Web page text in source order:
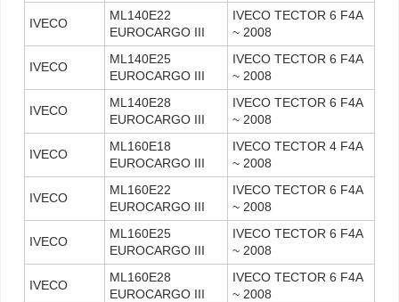
IVECO
ML140E22
EUROCARGO III
IVECO TECTOR 6 F4A
~ 2008
IVECO
ML140E25
EUROCARGO III
IVECO TECTOR 6 F4A
~ 2008
IVECO
ML140E28
EUROCARGO III
IVECO TECTOR 6 F4A
~ 2008
IVECO
ML160E18
EUROCARGO III
IVECO TECTOR 4 F4A
~ 2008
IVECO
ML160E22
EUROCARGO III
IVECO TECTOR 6 F4A
~ 2008
IVECO
ML160E25
EUROCARGO III
IVECO TECTOR 6 F4A
~ 2008
IVECO
ML160E28
EUROCARGO III
IVECO TECTOR 6 F4A
~ 2008